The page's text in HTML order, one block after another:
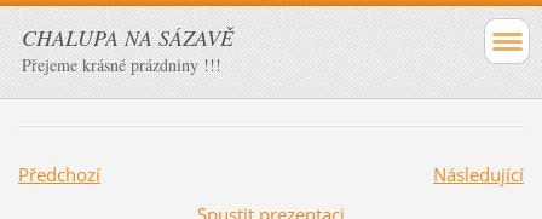
CHALUPA NA SÁZAVĚ
Přejeme krásné prázdniny !!!
Předchozí
Následující
Spustit prezentaci